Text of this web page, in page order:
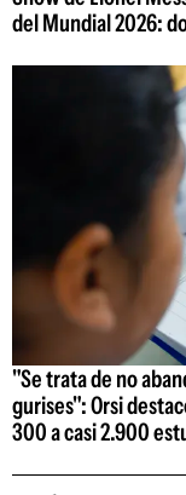
del Mundial 2026:
"Se trata de no
gurises": Orsi
300 a casi 2.900